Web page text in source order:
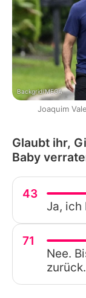
Backgrid/MEGA
Joaquim
Glaubt ihr,
Baby
43
Ja, ich
71
Nee.
zurück.